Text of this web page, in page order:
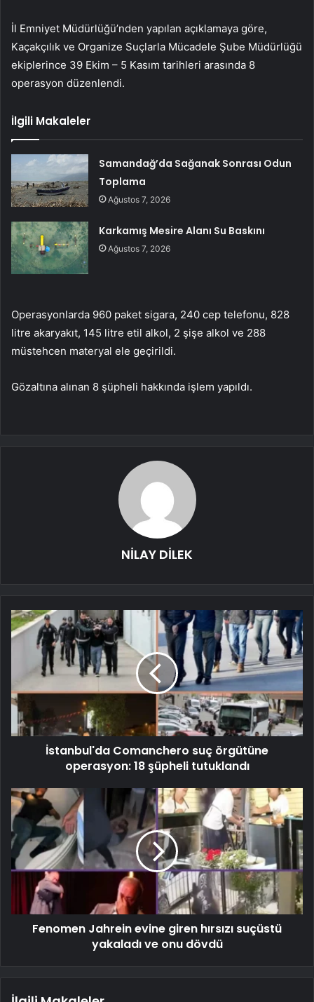
İl Emniyet Müdürlüğü’nden yapılan açıklamaya göre,
Kaçakçılık ve Organize Suçlarla Mücadele Şube Müdürlüğü
ekiplerince 39 Ekim – 5 Kasım tarihleri ​​arasında 8
operasyon düzenlendi.
İlgili Makaleler
Samandağ’da Sağanak Sonrası Odun
Toplama
Ağustos 7, 2026
Karkamış Mesire Alanı Su Baskını
Ağustos 7, 2026
Operasyonlarda 960 paket sigara, 240 cep telefonu, 828
litre akaryakıt, 145 litre etil alkol, 2 şişe alkol ve 288
müstehcen materyal ele geçirildi.
Gözaltına alınan 8 şüpheli hakkında işlem yapıldı.
NİLAY DİLEK
İstanbul'da Comanchero suç örgütüne
operasyon: 18 şüpheli tutuklandı
Fenomen Jahrein evine giren hırsızı suçüstü
yakaladı ve onu dövdü